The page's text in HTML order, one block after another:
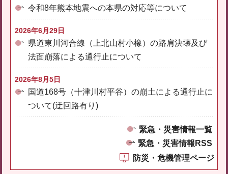
令和8年熊本地震への本県の対応等について
2026年6月29日
県道東川河合線（上北山村小橡）の路肩決壊及び
法面崩落による通行止について
2026年8月5日
国道168号（十津川村平谷）の崩土による通行止に
ついて(迂回路有り)
緊急・災害情報一覧
緊急・災害情報RSS
防災・危機管理ページ